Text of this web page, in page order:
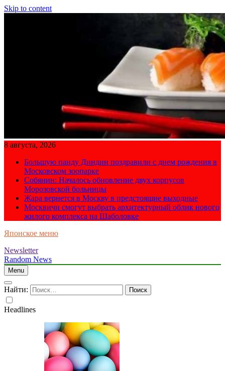
Skip to content
8 августа, 2026
Большую панду Диндин поздравили с днем рождения в
Московском зоопарке
Собянин: Началось обновление двух корпусов
Морозовской больницы
Жара вернется в Москву в предстоящие выходные
Москвичи смогут выбрать архитектурный облик нового
жилого комплекса на Шаболовке
Японское меню
Newsletter
Random News
Menu
Найти:
Headlines